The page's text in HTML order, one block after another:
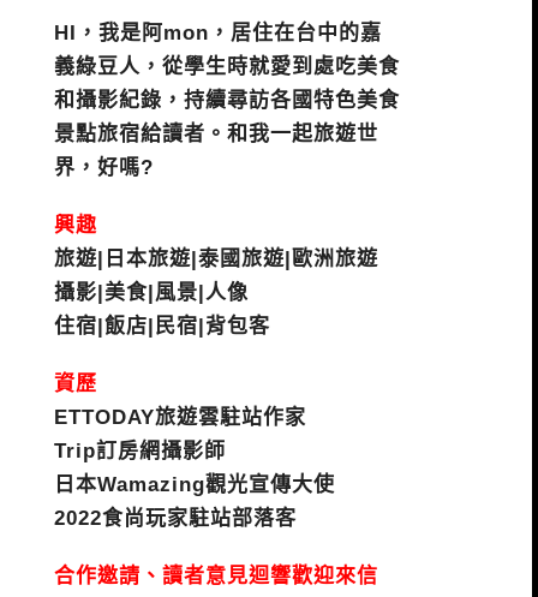
HI，我是阿mon，居住在台中的嘉
義綠豆人，從學生時就愛到處吃美食
和攝影紀錄，持續尋訪各國特色美食
景點旅宿給讀者。和我一起旅遊世
界，好嗎?
興趣
旅遊|日本旅遊|泰國旅遊|歐洲旅遊
攝影|美食|風景|人像
住宿|飯店|民宿|背包客
資歷
ETTODAY旅遊雲駐站作家
Trip訂房網攝影師
日本Wamazing觀光宣傳大使
2022食尚玩家駐站部落客
合作邀請、讀者意見迴響歡迎來信